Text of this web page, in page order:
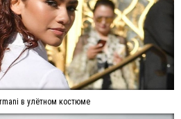
в улётном костюме